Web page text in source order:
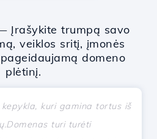
Įrašykite trumpą savo
veiklos sritį, įmonės
domeno
plėtinį.